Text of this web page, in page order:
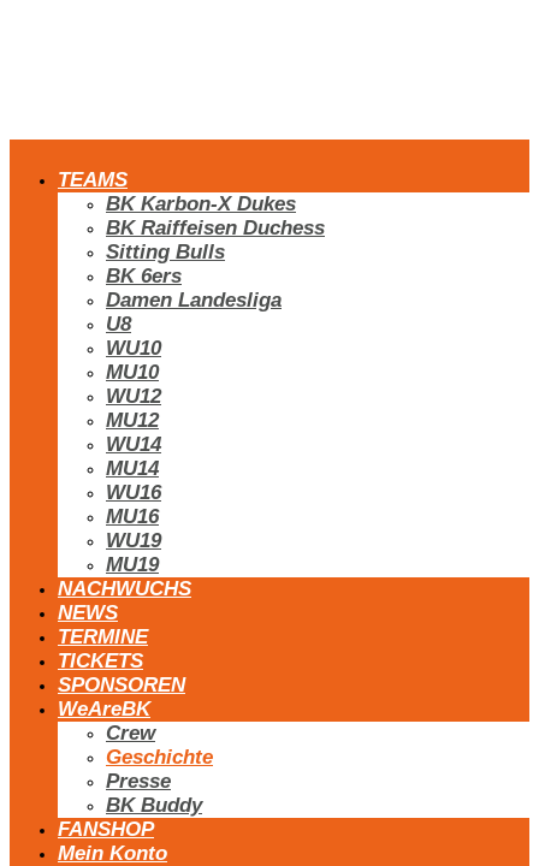
TEAMS
BK Karbon-X Dukes
BK Raiffeisen Duchess
Sitting Bulls
BK 6ers
Damen Landesliga
U8
WU10
MU10
WU12
MU12
WU14
MU14
WU16
MU16
WU19
MU19
NACHWUCHS
NEWS
TERMINE
TICKETS
SPONSOREN
WeAreBK
Crew
Geschichte
Presse
BK Buddy
FANSHOP
Mein Konto